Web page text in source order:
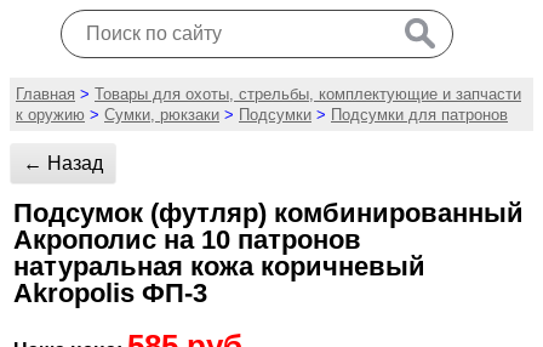
Главная > Товары для охоты, стрельбы, комплектующие и запчасти
к оружию > Сумки, рюкзаки > Подсумки > Подсумки для патронов
← Назад
Подсумок (футляр) комбинированный
Акрополис на 10 патронов
натуральная кожа коричневый
Akropolis ФП-3